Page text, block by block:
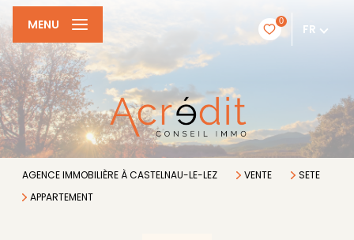
0
FR
MENU
AGENCE IMMOBILIÈRE À CASTELNAU-LE-LEZ VENTE
SETE
APPARTEMENT